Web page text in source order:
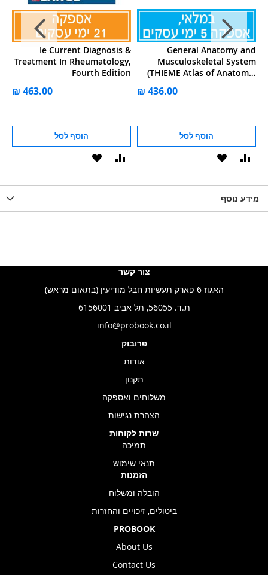
Ie Current Diagnosis &
Treatment In Rheumatology,
Fourth Edition
הוסף לסל
הוסף
General Anatomy and
Musculoskeletal System
(THIEME Atlas of Anatomy)
הוסף לסל
הוסף
מידע נוסף
צור קשר
האגוז 6 פארק תעשיות חבל מודיעין (בתאום מראש)
ת.ד. 56055, תל אביב 6156001
info@probook.co.il
פרובוק
אודות
תקנון
משלוחים ואספקה
הצהרת נגישות
שרות לקוחות
תמיכה
תנאי שימוש
הזמנות
הובלה ומשלוח
ביטולים, זיכויים והחזרות
PROBOOK
About Us
Contact Us